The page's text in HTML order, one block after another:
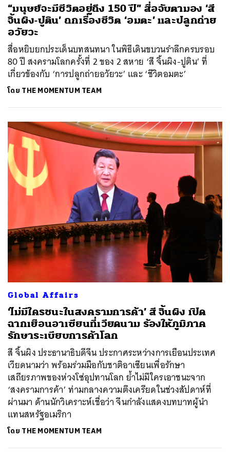
“มนุษย์จะมีชีวิตอยู่ถึง 150 ปี” สื่อจับตามอง ‘สี
จิ้นผิง-ปูติน’ ถกเรื่องชีวิต ‘อมตะ’ และปลูกถ่าย
อวัยวะ
สื่อหยิบยกประเด็นบทสนทนา ในพิธีเดินขบวนรำลึกครบรอบ
80 ปี สงครามโลกครั้งที่ 2 ของ 2 สหาย ‘สี จิ้นผิง-ปูติน’ ที่
เกี่ยวข้องกับ ‘การปลูกถ่ายอวัยวะ’ และ ‘ชีวิตอมตะ’
โดย THE MOMENTUM TEAM
Global Affairs
‘ไม่มีใครชนะในสงครามการค้า’ สี จิ้นผิง เปิด
ฉากเยือนอาเซียนที่เวียดนาม ร้องให้ภูมิภาค
รักษาระเบียบการค้าโลก
สี จิ้นผิง ประธานาธิบดีจีน ประกาศระหว่างการเยือนประเทศ
เวียดนามว่า พร้อมร่วมมือกับชาติอาเซียนเพื่อรักษา
เสถียรภาพของห่วงโซ่อุปทานโลก ย้ำไม่มีใครเอาชนะจาก
‘สงครามการค้า’ ท่ามกลางความตึงเครียดในช่วงสัปดาห์ที่
ผ่านมา ด้านนักวิเคราะห์เชื่อว่า จีนกำลังแสดงบทบาทผู้นำ
แทนสหรัฐอเมริกา
โดย THE MOMENTUM TEAM
SHARE TWEET